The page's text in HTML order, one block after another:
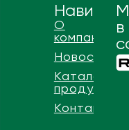
О
компании
Новости
Каталог
продукции
Контакты
в